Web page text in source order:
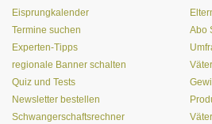
Eisprungkalender
Termine suchen
Experten-Tipps
regionale Banner schalten
Quiz und Tests
Newsletter bestellen
Schwangerschaftsrechner
Abo